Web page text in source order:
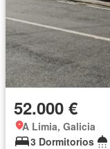
52.000 €
A Limia, Galicia
3 Dormitorios